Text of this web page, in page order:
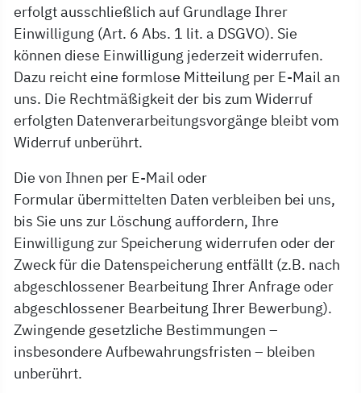
erfolgt ausschließlich auf Grundlage Ihrer
Einwilligung (Art. 6 Abs. 1 lit. a DSGVO). Sie
können diese Einwilligung jederzeit widerrufen.
Dazu reicht eine formlose Mitteilung per E-Mail an
uns. Die Rechtmäßigkeit der bis zum Widerruf
erfolgten Datenverarbeitungsvorgänge bleibt vom
Widerruf unberührt.
Die von Ihnen per E-Mail oder
Formular übermittelten Daten verbleiben bei uns,
bis Sie uns zur Löschung auffordern, Ihre
Einwilligung zur Speicherung widerrufen oder der
Zweck für die Datenspeicherung entfällt (z.B. nach
abgeschlossener Bearbeitung Ihrer Anfrage oder
abgeschlossener Bearbeitung Ihrer Bewerbung).
Zwingende gesetzliche Bestimmungen –
insbesondere Aufbewahrungsfristen – bleiben
unberührt.